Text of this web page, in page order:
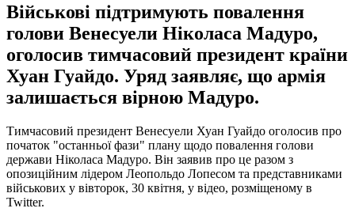
Військові підтримують повалення
голови Венесуели Ніколаса Мадуро,
оголосив тимчасовий президент країни
Хуан Гуайдо. Уряд заявляє, що армія
залишається вірною Мадуро.
Тимчасовий президент Венесуели Хуан Гуайдо оголосив про
початок "останньої фази" плану щодо повалення голови
держави Ніколаса Мадуро. Він заявив про це разом з
опозиційним лідером Леопольдо Лопесом та представниками
військових у вівторок, 30 квітня, у відео, розміщеному в
Twitter.